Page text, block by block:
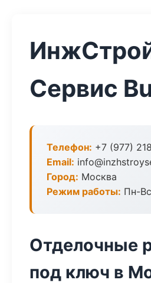
Сервис
Телефон: +7 (977)
Email:
Город: Москва
Режим работы: Пн-
Отделочные
под ключ в